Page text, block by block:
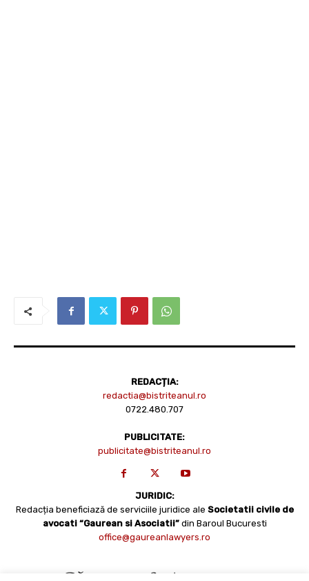
REDACȚIA:
redactia@bistriteanul.ro
0722.480.707
PUBLICITATE:
publicitate@bistriteanul.ro
JURIDIC:
Redacția beneficiază de serviciile juridice ale Societatii civile de
avocati “Gaurean si Asociatii” din Baroul Bucuresti
office@gaureanlawyers.ro